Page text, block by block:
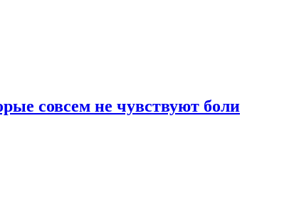
совсем не чувствуют боли